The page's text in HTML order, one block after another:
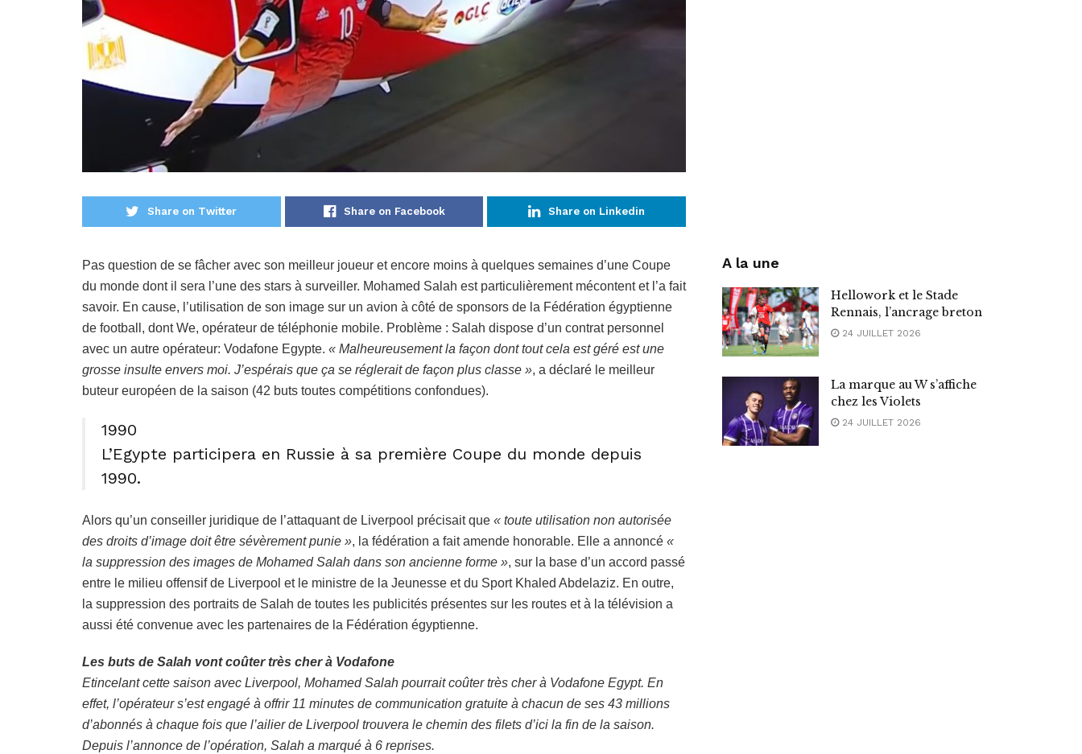
Share on Twitter Share on Facebook Share on Linkedin
Pas question de se fâcher avec son meilleur joueur et encore moins à quelques semaines d’une Coupe
du monde dont il sera l’une des stars à surveiller. Mohamed Salah est particulièrement mécontent et l’a fait
savoir. En cause, l’utilisation de son image sur un avion à côté de sponsors de la Fédération égyptienne
de football, dont We, opérateur de téléphonie mobile. Problème : Salah dispose d’un contrat personnel
avec un autre opérateur: Vodafone Egypte. « Malheureusement la façon dont tout cela est géré est une
grosse insulte envers moi. J’espérais que ça se réglerait de façon plus classe », a déclaré le meilleur
buteur européen de la saison (42 buts toutes compétitions confondues).
1990
L’Egypte participera en Russie à sa première Coupe du monde depuis
1990.
Alors qu’un conseiller juridique de l’attaquant de Liverpool précisait que « toute utilisation non autorisée
des droits d’image doit être sévèrement punie », la fédération a fait amende honorable. Elle a annoncé «
la suppression des images de Mohamed Salah dans son ancienne forme », sur la base d’un accord passé
entre le milieu offensif de Liverpool et le ministre de la Jeunesse et du Sport Khaled Abdelaziz. En outre,
la suppression des portraits de Salah de toutes les publicités présentes sur les routes et à la télévision a
aussi été convenue avec les partenaires de la Fédération égyptienne.
Les buts de Salah vont coûter très cher à Vodafone
Etincelant cette saison avec Liverpool, Mohamed Salah pourrait coûter très cher à Vodafone Egypt. En
effet, l’opérateur s’est engagé à offrir 11 minutes de communication gratuite à chacun de ses 43 millions
d’abonnés à chaque fois que l’ailier de Liverpool trouvera le chemin des filets d’ici la fin de la saison.
Depuis l’annonce de l’opération, Salah a marqué à 6 reprises.
A la une
Hellowork et le Stade
Rennais, l’ancrage breton
24 JUILLET 2026
La marque au W s’affiche
chez les Violets
24 JUILLET 2026